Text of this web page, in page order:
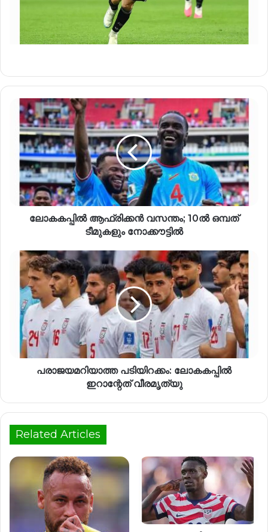
ലോകകപ്പിൽ ആഫ്രിക്കൻ വസന്തം; 10ൽ ഒമ്പത്
ടീമുകളും നോക്കൗട്ടിൽ
പരാജയമറിയാത്ത പടിയിറക്കം: ലോകകപ്പിൽ
ഇറാന്റേത് വീരമൃത്യു
Related Articles